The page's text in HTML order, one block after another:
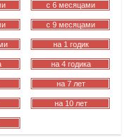
c 6 месяцами
c 9 месяцами
на 1 годик
на 4 годика
на 7 лет
на 10 лет